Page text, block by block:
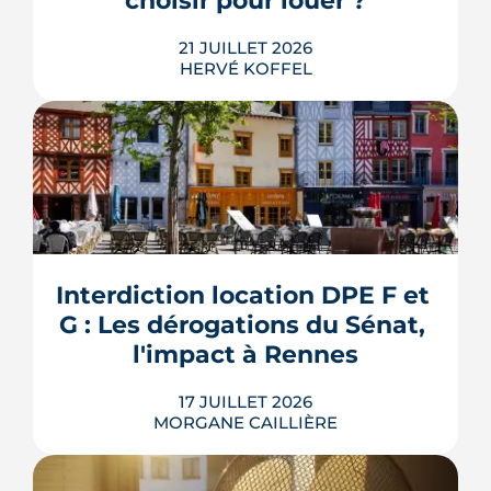
LIRE L'ARTICLE
21 JUILLET 2026
HERVÉ KOFFEL
Louer, c'est aussi assurer. Entre
l'obligation légale, les garanties utiles
et les options commerciales, ce guide
bien sans payer pour rien.
LIRE L'ARTICLE
Interdiction location DPE F et
G : Les dérogations du Sénat,
l'impact à Rennes
17 JUILLET 2026
MORGANE CAILLIÈRE